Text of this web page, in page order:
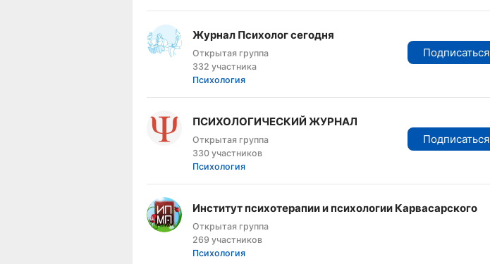
Журнал Психолог сегодня
Открытая группа
332 участника
Психология
Подписаться
ПСИХОЛОГИЧЕСКИЙ ЖУРНАЛ
Открытая группа
330 участников
Психология
Подписаться
Институт психотерапии и психологии Карвасарского
Открытая группа
269 участников
Психология